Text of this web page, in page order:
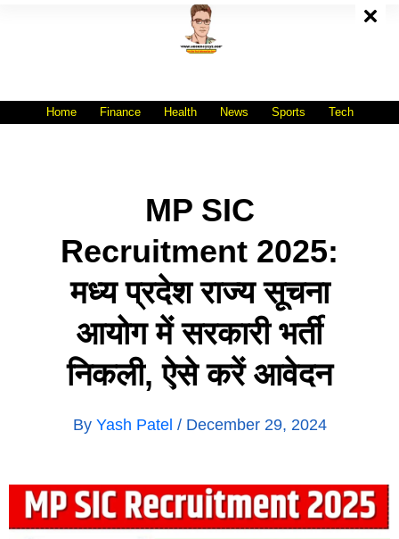
Home Finance Health News Sports Tech
MP SIC
Recruitment 2025:
मध्य प्रदेश राज्य सूचना
आयोग में सरकारी भर्ती
निकली, ऐसे करें आवेदन
By Yash Patel / December 29, 2024